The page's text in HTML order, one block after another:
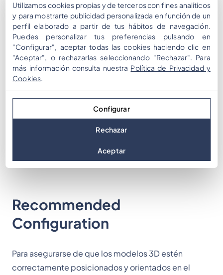
TurboSquid: Ofrece una vasta selección de
modelos 3D de alta calidad, adecuados para
diversos temas y aplicaciones.
Polycam: Ofrece modelos glTF, con opciones
tanto para descargas gratuitas como premium.
Estas plataformas permiten a los creadores de
eventos encontrar modelos que se alineen con los
elementos temáticos de sus eventos. Una vez
descargados, estos modelos pueden subirse
fácilmente al back office de MooveXR.
Recommended
Configuration
Para asegurarse de que los modelos 3D estén
correctamente posicionados y orientados en el
Utilizamos cookies propias y de terceros con fines analíticos
y para mostrarte publicidad personalizada en función de un
perfil elaborado a partir de tus hábitos de navegación.
Puedes personalizar tus preferencias pulsando en
"Configurar", aceptar todas las cookies haciendo clic en
"Aceptar", o rechazarlas seleccionando "Rechazar". Para
más información consulta nuestra Política de Privacidad y
Cookies.
Configurar
Rechazar
Aceptar